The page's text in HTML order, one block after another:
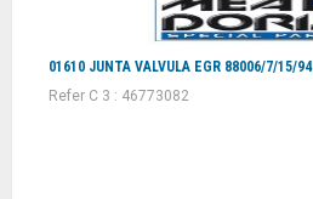
01610 JUNTA VALVULA EGR 88006/7/15/94
Refer C 3 : 46773082